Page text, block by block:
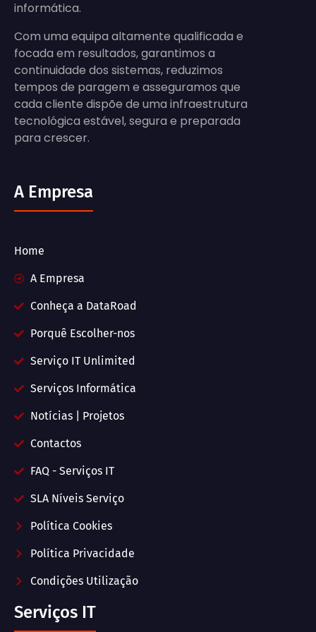
informática.
Com uma equipa altamente qualificada e
focada em resultados, garantimos a
continuidade dos sistemas, reduzimos
tempos de paragem e asseguramos que
cada cliente dispõe de uma infraestrutura
tecnológica estável, segura e preparada
para crescer.
A Empresa
Home
A Empresa
Conheça a DataRoad
Porquê Escolher-nos
Serviço IT Unlimited
Serviços Informática
Notícias | Projetos
Contactos
FAQ - Serviços IT
SLA Níveis Serviço
Política Cookies
Política Privacidade
Condições Utilização
Serviços IT